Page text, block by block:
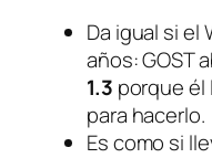
Da igual si el
años: GOST
1.3 porque él
para hacerlo.
Es como si